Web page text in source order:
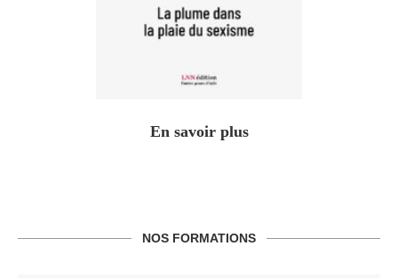
En savoir plus
NOS FORMATIONS